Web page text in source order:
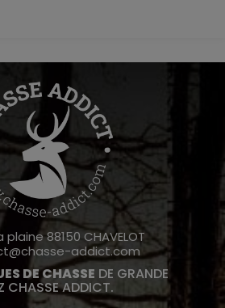
plaine 88150 CHAVELOT
addict.com
DE CHASSE DE GRANDE
CHASSE ADDICT.